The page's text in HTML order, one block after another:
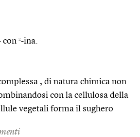
con 2-ina.
, di natura chimica non
con la cellulosa della
vegetali forma il sughero